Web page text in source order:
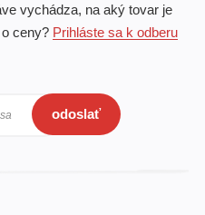
vychádza, na aký tovar je
ceny? Prihláste sa k odberu
odoslať